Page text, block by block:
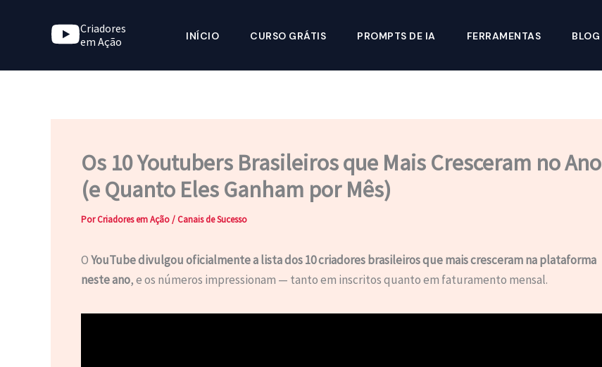
conteúdo
Criadores
em Ação
INÍCIO CURSO GRÁTIS PROMPTS DE IA FERRAMENTAS BLOG
Os 10 Youtubers Brasileiros que Mais Cresceram no Ano
(e Quanto Eles Ganham por Mês)
PorCriadores em Ação/Canais de Sucesso
OYouTube divulgou oficialmente a lista dos 10 criadores brasileiros que mais cresceram na plataforma
neste ano, e os números impressionam — tanto em inscritos quanto em faturamento mensal.